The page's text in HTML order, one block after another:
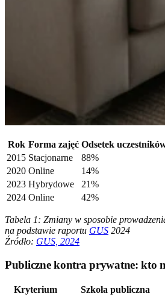
Rok Forma zajęć Odsetek
2015 Stacjonarne
88%
2020 Online
14%
2023 Hybrydowe
21%
2024 Online 42%
Tabela 1: Zmiany w sposobie
na podstawie raportu GUS 2024
Źródło: GUS, 2024
Publiczne kontra prywatne: kto
Kryterium Szkoła publiczna